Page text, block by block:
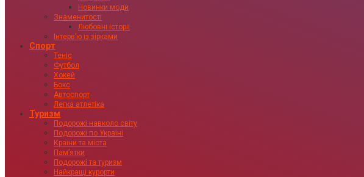
Новинки моди
Знаменитості
Любовні історії
Інтервʼю із зірками
Спорт
Теніс
Футбол
Хокей
Бокс
Автоспорт
Легка атлетіка
Туризм
Подорожі навколо світу
Подорожі по Україні
Країни та міста
Пам’ятки
Подорожі та туризм
Найкращі курорти